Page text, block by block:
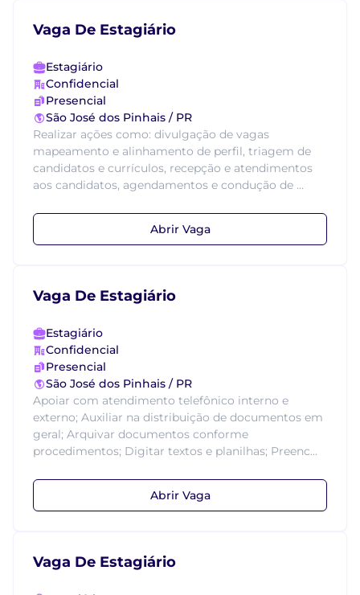
Vaga De Estagiário
Estagiário
Confidencial
Presencial
São José dos Pinhais / PR
Realizar ações como: divulgação de vagas
mapeamento e alinhamento de perfil, triagem de
candidatos e currículos, recepção e atendimentos
aos candidatos, agendamentos e condução de ...
Abrir Vaga
Vaga De Estagiário
Estagiário
Confidencial
Presencial
São José dos Pinhais / PR
Apoiar com atendimento telefônico interno e
externo; Auxiliar na distribuição de documentos em
geral; Arquivar documentos conforme
procedimentos; Digitar textos e planilhas; Preenc...
Abrir Vaga
Vaga De Estagiário